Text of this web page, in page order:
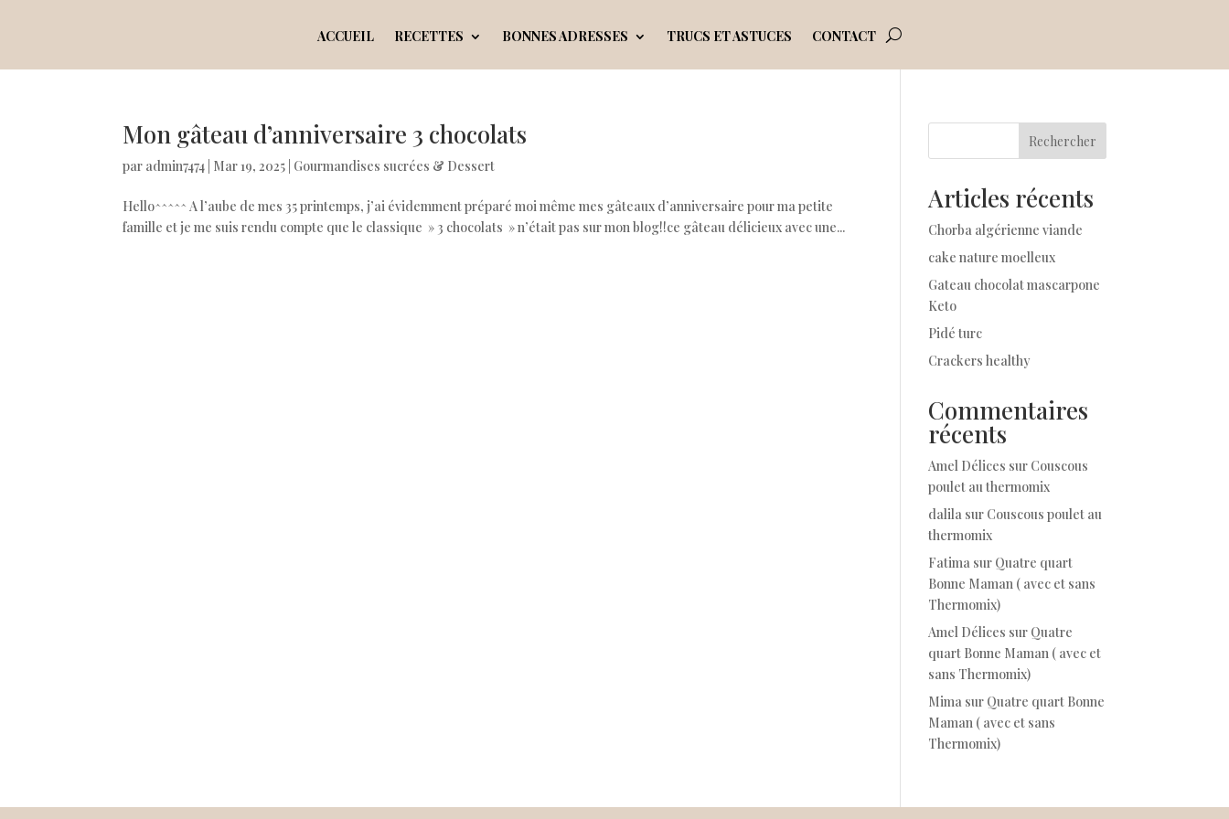
ACCUEIL RECETTES BONNES ADRESSES TRUCS ET ASTUCES CONTACT
Mon gâteau d’anniversaire 3 chocolats
par admin7474 Mar 19, 2025 Gourmandises sucrées & Dessert
Hello^^^^^ A l’aube de mes 35 printemps, j’ai évidemment préparé moi même mes gâteaux d’anniversaire pour ma petite
famille et je me suis rendu compte que le classique » 3 chocolats » n’était pas sur mon blog!!ce gâteau délicieux avec une...
Rechercher
Articles récents
Chorba algérienne viande
cake nature moelleux
Gateau chocolat mascarpone
Keto
Pidé turc
Crackers healthy
Commentaires
récents
Amel Délices sur Couscous
poulet au thermomix
dalila sur Couscous poulet au
thermomix
Fatima sur Quatre quart
Bonne Maman ( avec et sans
Thermomix)
Amel Délices sur Quatre
quart Bonne Maman ( avec et
sans Thermomix)
Mima sur Quatre quart Bonne
Maman ( avec et sans
Thermomix)